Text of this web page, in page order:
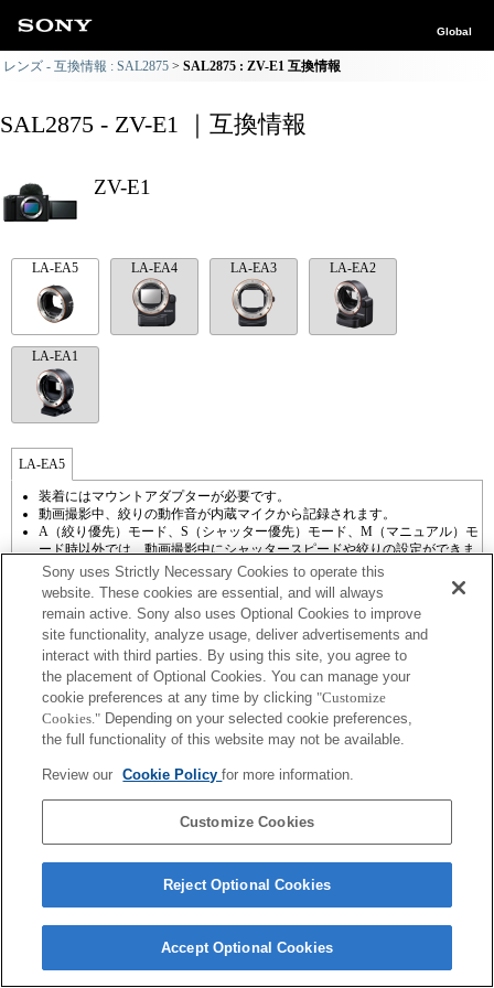
Global
レンズ - 互換情報 : SAL2875 SAL2875 : ZV-E1 互換情報
SAL2875 - ZV-E1 ｜互換情報
ZV-E1
LA-EA5 LA-EA4 LA-EA3 LA-EA2
LA-EA1
LA-EA5
装着にはマウントアダプターが必要です。
動画撮影中、絞りの動作音が内蔵マイクから記録されます。
A（絞り優先）モード、S（シャッター優先）モード、M（マニュアル）モ
ード時以外では、動画撮影中にシャッタースピードや絞りの設定ができま
せん。
マウントアダプターを使用して「Aマウントレンズ」を装着した場合に
は、ピントリングを回してもMFアシスト機能は自動的には起動しません。
「カスタムキー設定」で任意のキーに「ピント拡大」もしくは「MFアシス
ト」機能を割り当てて使用してください
タッチシャッターは使用できません。
Copyright 2026 Sony Corporation
Sony uses Strictly Necessary Cookies to operate this
website. These cookies are essential, and will always
remain active. Sony also uses Optional Cookies to improve
site functionality, analyze usage, deliver advertisements and
interact with third parties. By using this site, you agree to
the placement of Optional Cookies. You can manage your
cookie preferences at any time by clicking "Customize
Cookies." Depending on your selected cookie preferences,
the full functionality of this website may not be available.
Review our Cookie Policyfor more information.
Customize Cookies
Reject Optional Cookies
Accept Optional Cookies